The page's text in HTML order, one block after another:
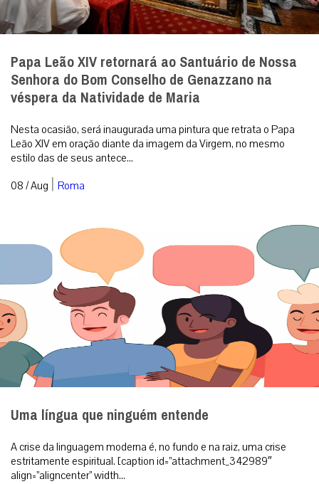
ÚLTIMAS NOTÍCIAS
Papa Leão XIV retornará ao Santuário de Nossa
Senhora do Bom Conselho de Genazzano na
véspera da Natividade de Maria
Nesta ocasião, será inaugurada uma pintura que retrata o Papa
Leão XIV em oração diante da imagem da Virgem, no mesmo
estilo das de seus antece...
08 / Aug|